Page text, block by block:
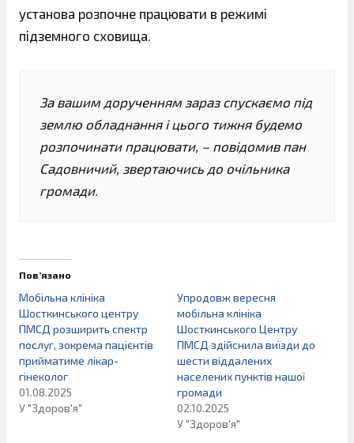
установа розпочне працювати в режимі
підземного сховища.
За вашим дорученням зараз спускаємо під
землю обладнання і цього тижня будемо
розпочинати працювати, – повідомив пан
Садовничий, звертаючись до очільника
громади.
Пов’язано
Мобільна клініка
Шосткинського центру
ПМСД розширить спектр
послуг, зокрема пацієнтів
прийматиме лікар-
гінеколог
01.08.2025
У "Здоров'я"
Упродовж вересня
мобільна клініка
Шосткинського Центру
ПМСД здійснила виїзди до
шести віддалених
населених пунктів нашої
громади
02.10.2025
У "Здоров'я"